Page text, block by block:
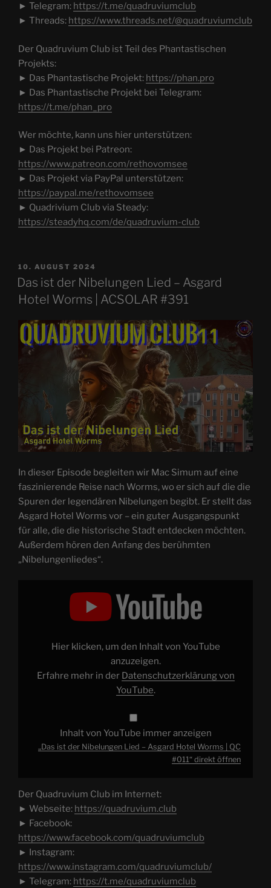
► Telegram: https://t.me/quadruviumclub
► Threads: https://www.threads.net/@quadruviumclub
Der Quadruvium Club ist Teil des Phantastischen
Projekts:
► Das Phantastische Projekt: https://phan.pro
► Das Phantastische Projekt bei Telegram:
https://t.me/phan_pro
Wer möchte, kann uns hier unterstützen:
► Das Projekt bei Patreon:
https://www.patreon.com/rethovomsee
► Das Projekt via PayPal unterstützen:
https://paypal.me/rethovomsee
► Quadrivium Club via Steady:
https://steadyhq.com/de/quadruvium-club
VERÖFFENTLICHT
AM
10. AUGUST 2024
Das ist der Nibelungen Lied – Asgard
Hotel Worms | ACSOLAR #391
In dieser Episode begleiten wir Mac Simum auf eine
faszinierende Reise nach Worms, wo er sich auf die die
Spuren der legendären Nibelungen begibt. Er stellt das
Asgard Hotel Worms vor – ein guter Ausgangspunkt
für alle, die die historische Stadt entdecken möchten.
Außerdem hören den Anfang des berühmten
„Nibelungenliedes“.
#011“
Hier klicken, um den Inhalt von YouTube
anzuzeigen.
Erfahre mehr in der Datenschutzerklärung von
YouTube.
Inhalt von YouTube immer anzeigen
„Das ist der Nibelungen Lied – Asgard Hotel Worms | QC
#011“ direkt öffnen
Der Quadruvium Club im Internet:
► Webseite: https://quadruvium.club
► Facebook:
https://www.facebook.com/quadruviumclub
► Instagram:
https://www.instagram.com/quadruviumclub/
► Telegram: https://t.me/quadruviumclub